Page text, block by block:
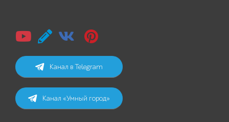
Канал в Telegram
Канал «Умный город»